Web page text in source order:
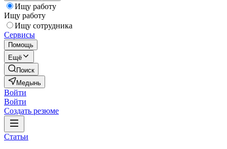
Ищу работу
Ищу работу
Ищу сотрудника
Сервисы
Помощь
Ещё
Поиск
Медынь
Войти
Войти
Создать резюме
Статьи